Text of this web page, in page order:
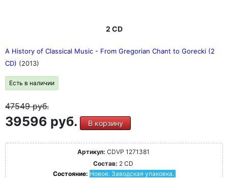
2 CD
A History of Classical Music - From Gregorian Chant to Gorecki (2
CD) (2013)
Есть в наличии
47549руб.
39596 руб. В корзину
Артикул: CDVP 1271381
Состав: 2 CD
Состояние: Новое. Заводская упаковка.